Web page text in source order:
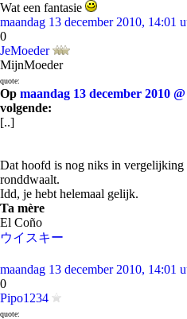
Wat een fantasie
maandag 13 december 2010, 14:01
0
JeMoeder
MijnMoeder
quote:
Op maandag 13 december 2010
volgende:
[..]
Dat hoofd is nog niks in vergelijking
ronddwaalt.
Idd, je hebt helemaal gelijk.
Ta mère
El Coño
ウイスキー
maandag 13 december 2010, 14:01
0
Pipo1234
quote: